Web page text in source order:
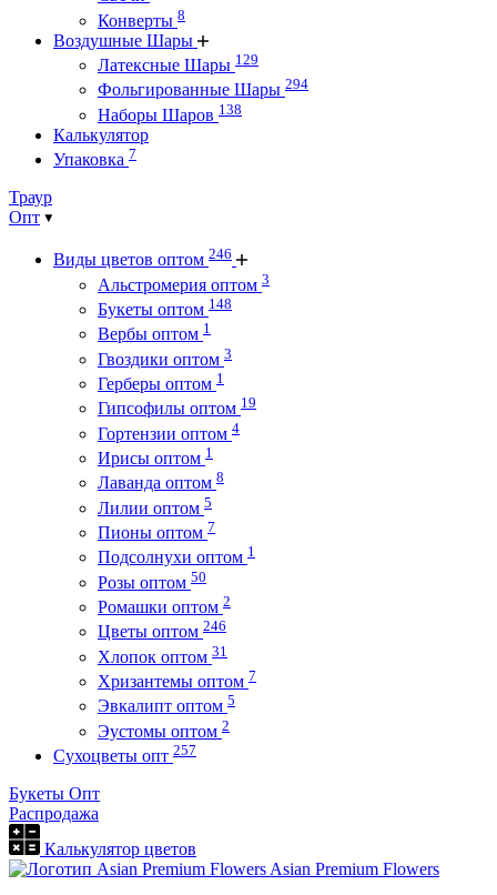
Конверты 8
Воздушные Шары
Латексные Шары 129
Фольгированные Шары 294
Наборы Шаров 138
Калькулятор
Упаковка 7
Траур
Опт
Виды цветов оптом 246
Альстромерия оптом 3
Букеты оптом 148
Вербы оптом 1
Гвоздики оптом 3
Герберы оптом 1
Гипсофилы оптом 19
Гортензии оптом 4
Ирисы оптом 1
Лаванда оптом 8
Лилии оптом 5
Пионы оптом 7
Подсолнухи оптом 1
Розы оптом 50
Ромашки оптом 2
Цветы оптом 246
Хлопок оптом 31
Хризантемы оптом 7
Эвкалипт оптом 5
Эустомы оптом 2
Сухоцветы опт 257
Букеты Опт
Распродажа
Калькулятор цветов
Asian Premium Flowers